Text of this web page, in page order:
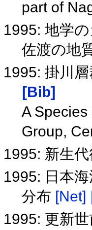
part of
1995: 地学
佐渡の地
1995: 掛川
[Bib]
A
Group,
1995: 新生
1995: 日本
分布 [Net]
1995: 更新